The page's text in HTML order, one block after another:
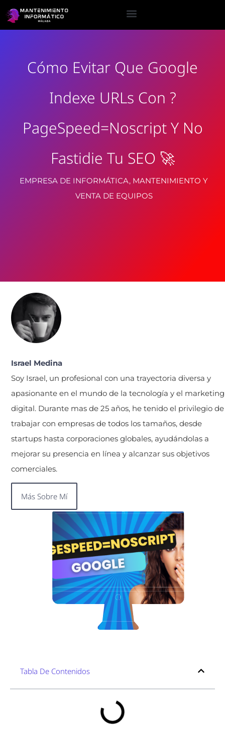
Cómo Evitar Que Google
Indexe URLs Con ?
PageSpeed=noscript Y No
Fastidie Tu SEO 🚀
EMPRESA DE INFORMÁTICA, MANTENIMIENTO Y
VENTA DE EQUIPOS
Israel Medina
Soy Israel, un profesional con una trayectoria diversa y
apasionante en el mundo de la tecnología y el marketing
digital. Durante mas de 25 años, he tenido el privilegio de
trabajar con empresas de todos los tamaños, desde
startups hasta corporaciones globales, ayudándolas a
mejorar su presencia en línea y alcanzar sus objetivos
comerciales.
Más Sobre Mí
Tabla De Contenidos